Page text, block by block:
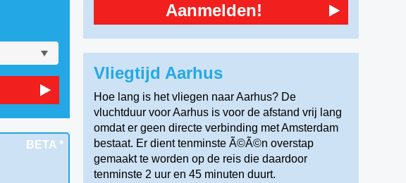
BETA *
Aanmelden!
Vliegtijd Aarhus
Hoe lang is het vliegen naar Aarhus? De
vluchtduur voor Aarhus is voor de afstand vrij lang
omdat er geen directe verbinding met Amsterdam
bestaat. Er dient tenminste Ã©Ã©n overstap
gemaakt te worden op de reis die daardoor
tenminste 2 uur en 45 minuten duurt.